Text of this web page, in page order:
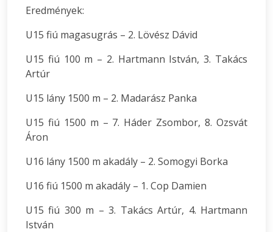
Eredmények:
U15 fiú magasugrás – 2. Lövész Dávid
U15 fiú 100 m – 2. Hartmann István, 3. Takács
Artúr
U15 lány 1500 m – 2. Madarász Panka
U15 fiú 1500 m – 7. Háder Zsombor, 8. Ozsvát
Áron
U16 lány 1500 m akadály – 2. Somogyi Borka
U16 fiú 1500 m akadály – 1. Cop Damien
U15 fiú 300 m – 3. Takács Artúr, 4. Hartmann
István